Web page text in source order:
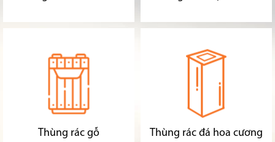
Thùng rác gỗ Thùng rác đá hoa cương